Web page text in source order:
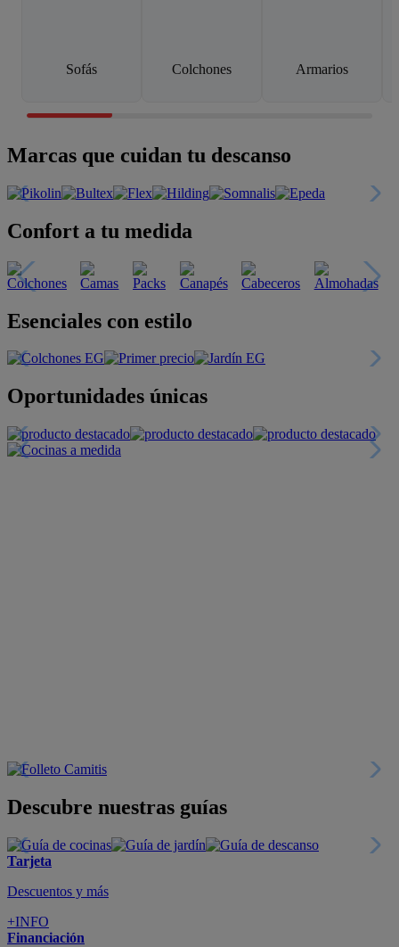
Sofás Colchones Armarios
Marcas que cuidan tu descanso
Confort a tu medida
Esenciales con estilo
Oportunidades únicas
Descubre nuestras guías
Tarjeta
Descuentos y más
+INFO
Financiación